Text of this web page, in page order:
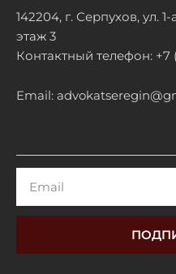
142204, г. Серпухов, ул.
этаж 3
Контактный телефон: +7
Email: